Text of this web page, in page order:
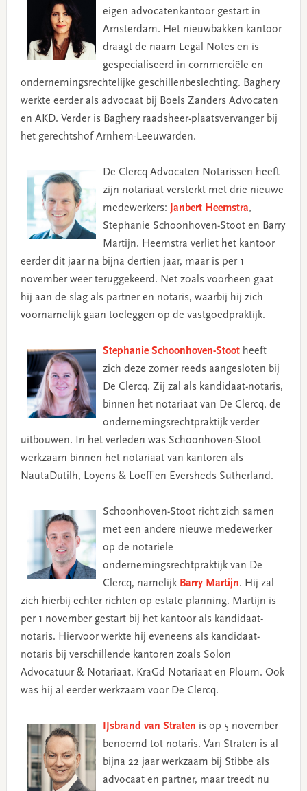
eigen advocatenkantoor gestart in
Amsterdam. Het nieuwbakken kantoor
draagt de naam Legal Notes en is
gespecialiseerd in commerciële en
ondernemingsrechtelijke geschillenbeslechting. Baghery
werkte eerder als advocaat bij Boels Zanders Advocaten
en AKD. Verder is Baghery raadsheer-plaatsvervanger bij
het gerechtshof Arnhem-Leeuwarden.
De Clercq Advocaten Notarissen heeft
zijn notariaat versterkt met drie nieuwe
medewerkers:
Janbert Heemstra,
Stephanie Schoonhoven-Stoot en Barry
Martijn. Heemstra verliet het kantoor
eerder dit jaar na bijna dertien jaar, maar is per 1
november weer teruggekeerd. Net zoals voorheen gaat
hij aan de slag als partner en notaris, waarbij hij zich
voornamelijk gaan toeleggen op de vastgoedpraktijk.
Stephanie Schoonhoven-Stootheeft
zich deze zomer reeds aangesloten bij
De Clercq. Zij zal als kandidaat-notaris,
binnen het notariaat van De Clercq, de
ondernemingsrechtpraktijk verder
uitbouwen. In het verleden was Schoonhoven-Stoot
werkzaam binnen het notariaat van kantoren als
NautaDutilh, Loyens & Loeff en Eversheds Sutherland.
Schoonhoven-Stoot richt zich samen
met een andere nieuwe medewerker
op de notariële
ondernemingsrechtpraktijk van De
Clercq, namelijk Barry Martijn. Hij zal
zich hierbij echter richten op estate planning. Martijn is
per 1 november gestart bij het kantoor als kandidaat-
notaris. Hiervoor werkte hij eveneens als kandidaat-
notaris bij verschillende kantoren zoals Solon
Advocatuur & Notariaat, KraGd Notariaat en Ploum. Ook
was hij al eerder werkzaam voor De Clercq.
IJsbrand van Straten is op 5 november
benoemd tot notaris. Van Straten is al
bijna 22 jaar werkzaam bij Stibbe als
advocaat en partner, maar treedt nu